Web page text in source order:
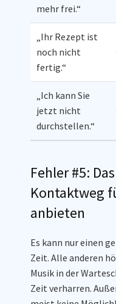
mehr frei.“
„Ihr Rezept ist
noch nicht
fertig.“
„Ich kann Sie
jetzt nicht
durchstellen.“
Fehler #5:
Kontaktweg
anbieten
Es kann nur einen
Zeit. Alle anderen
Musik in der
Zeit verharren.